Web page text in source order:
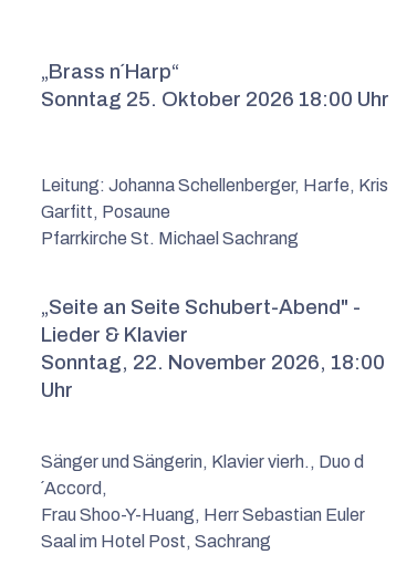
„Brass n´Harp“
Sonntag 25. Oktober 2026 18:00 Uhr
Leitung: Johanna Schellenberger, Harfe, Kris
Garfitt, Posaune
Pfarrkirche St. Michael Sachrang
„Seite an Seite Schubert-Abend" -
Lieder & Klavier
Sonntag, 22. November 2026, 18:00
Uhr
Sänger und Sängerin, Klavier vierh., Duo d
´Accord,
Frau Shoo-Y-Huang, Herr Sebastian Euler
Saal im Hotel Post, Sachrang